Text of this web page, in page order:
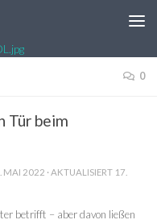
0
Tür beim
MAI 2022 · AKTUALISIERT 17.
betrifft – aber davon ließen